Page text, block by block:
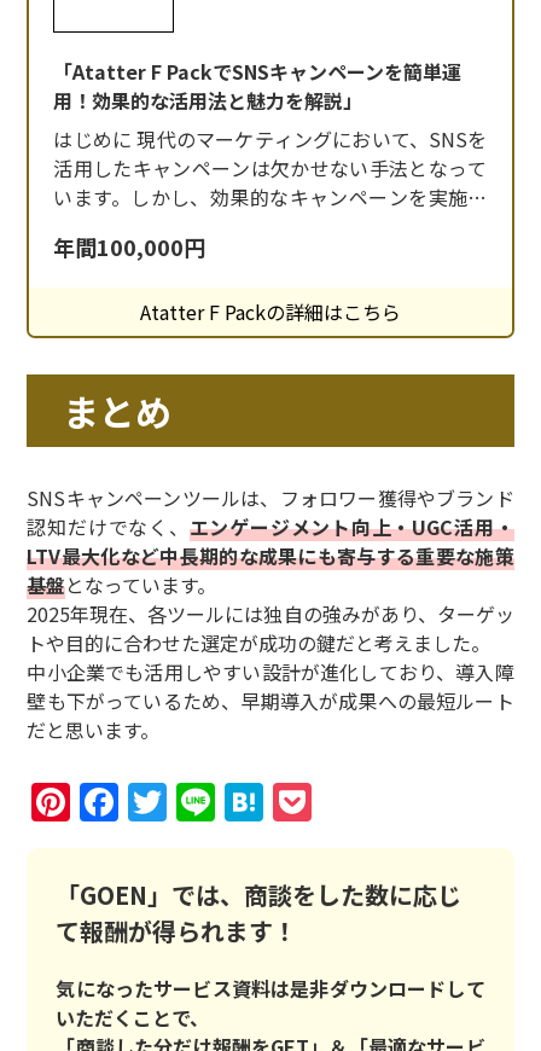
「Atatter F PackでSNSキャンペーンを簡単運
用！効果的な活用法と魅力を解説」
はじめに 現代のマーケティングにおいて、SNSを
活用したキャンペーンは欠かせない手法となって
います。しかし、効果的なキャンペーンを実施す
そこで登場するのが、Atatter F Packです。
Atatter F Packとは Atatter F Packは、株式会社音
生（ネオ）が提供するSNSキャンペーンプラット
フ
年間100,000円
Atatter F Packの詳細はこちら
まとめ
SNSキャンペーンツールは、フォロワー獲得やブランド
認知だけでなく、 エンゲージメント向上・UGC活用・
LTV最大化など中長期的な成果にも寄与する重要な施策
基盤となっています。
2025年現在、各ツールには独自の強みがあり、ターゲッ
トや目的に合わせた選定が成功の鍵だと考えました。
中小企業でも活用しやすい設計が進化しており、導入障
壁も下がっているため、早期導入が成果への最短ルート
だと思います。
Pinterest
Facebook
Twitter
LineHatena
「GOEN」では、商談をした数に応じ
て報酬が得られます！
気になったサービス資料は是非ダウンロードして
いただくことで、